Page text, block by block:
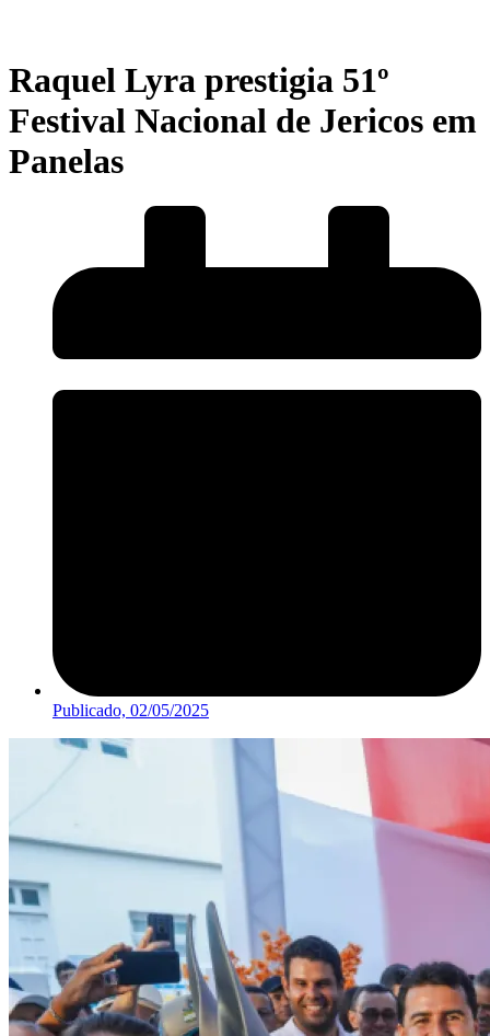
Raquel Lyra prestigia 51º
Festival Nacional de Jericos em
Panelas
Publicado, 02/05/2025